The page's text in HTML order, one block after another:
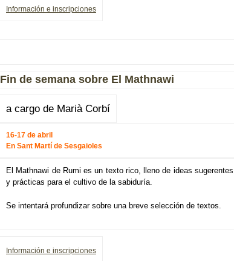
Información e inscripciones
Fin de semana sobre El Mathnawi
a cargo de Marià Corbí
16-17 de abril
En Sant Martí de Sesgaioles
El Mathnawi de Rumi es un texto rico, lleno de ideas sugerentes
y prácticas para el cultivo de la sabiduría.
Se intentará profundizar sobre una breve selección de textos.
Información e inscripciones